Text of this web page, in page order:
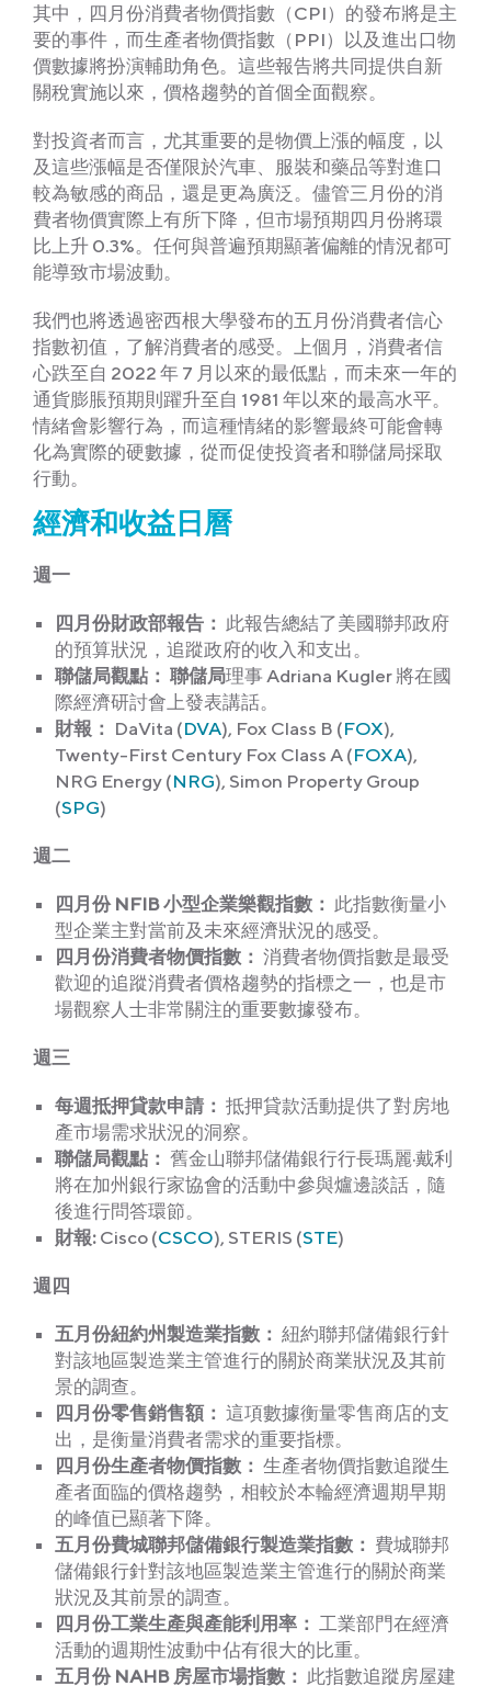
其中，四月份消費者物價指數（CPI）的發布將是主
要的事件，而生產者物價指數（PPI）以及進出口物
價數據將扮演輔助角色。這些報告將共同提供自新
關稅實施以來，價格趨勢的首個全面觀察。
對投資者而言，尤其重要的是物價上漲的幅度，以
及這些漲幅是否僅限於汽車、服裝和藥品等對進口
較為敏感的商品，還是更為廣泛。儘管三月份的消
費者物價實際上有所下降，但市場預期四月份將環
比上升 0.3%。任何與普遍預期顯著偏離的情況都可
能導致市場波動。
我們也將透過密西根大學發布的五月份消費者信心
指數初值，了解消費者的感受。上個月，消費者信
心跌至自 2022 年 7 月以來的最低點，而未來一年的
通貨膨脹預期則躍升至自 1981 年以來的最高水平。
情緒會影響行為，而這種情緒的影響最終可能會轉
化為實際的硬數據，從而促使投資者和聯儲局採取
行動。
經濟和收益日曆
週一
四月份財政部報告： 此報告總結了美國聯邦政府
的預算狀況，追蹤政府的收入和支出。
聯儲局觀點 ： 聯儲局理事 Adriana Kugler 將在國
際經濟研討會上發表講話。
財報： DaVita (DVA), Fox Class B (FOX),
Twenty-First Century Fox Class A (FOXA),
NRG Energy (NRG), Simon Property Group
(SPG)
週二
四月份 NFIB 小型企業樂觀指數： 此指數衡量小
型企業主對當前及未來經濟狀況的感受。
四月份消費者物價指數： 消費者物價指數是最受
歡迎的追蹤消費者價格趨勢的指標之一，也是市
場觀察人士非常關注的重要數據發布。
週 三
每週抵押貸款申請： 抵押貸款活動提供了對房地
產市場需求狀況的洞察。
聯儲局觀點 ： 舊金山聯邦儲備銀行行長瑪麗·戴利
將在加州銀行家協會的活動中參與爐邊談話，隨
後進行問答環節。
財報: Cisco (CSCO), STERIS (STE)
週 四
五月份紐約州製造業指數： 紐約聯邦儲備銀行針
對該地區製造業主管進行的關於商業狀況及其前
景的調查。
四月份零售銷售額： 這項數據衡量零售商店的支
出，是衡量消費者需求的重要指標。
四月份生產者物價指數： 生產者物價指數追蹤生
產者面臨的價格趨勢，相較於本輪經濟週期早期
的峰值已顯著下降。
五月份費城聯邦儲備銀行製造業指數： 費城聯邦
儲備銀行針對該地區製造業主管進行的關於商業
狀況及其前景的調查。
四月份工業生產與產能利用率： 工業部門在經濟
活動的週期性波動中佔有很大的比重。
五月份 NAHB 房屋市場指數： 此指數追蹤房屋建